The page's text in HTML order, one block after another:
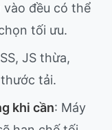
đều có thể
tối ưu.
JS thừa,
tải.
khi cần: Máy